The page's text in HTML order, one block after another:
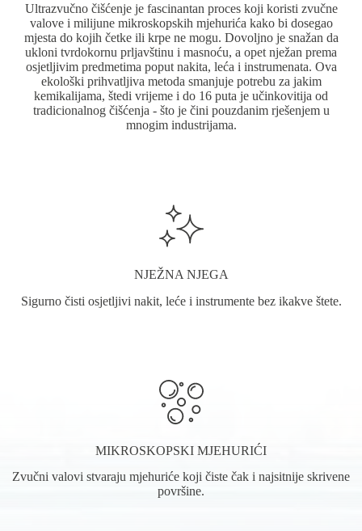
Ultrazvučno čišćenje je fascinantan proces koji koristi zvučne
valove i milijune mikroskopskih mjehurića kako bi dosegao
mjesta do kojih četke ili krpe ne mogu. Dovoljno je snažan da
ukloni tvrdokornu prljavštinu i masnoću, a opet nježan prema
osjetljivim predmetima poput nakita, leća i instrumenata. Ova
ekološki prihvatljiva metoda smanjuje potrebu za jakim
kemikalijama, štedi vrijeme i do 16 puta je učinkovitija od
tradicionalnog čišćenja - što je čini pouzdanim rješenjem u
mnogim industrijama.
NJEŽNA NJEGA
Sigurno čisti osjetljivi nakit, leće i instrumente bez ikakve štete.
MIKROSKOPSKI MJEHURIĆI
Zvučni valovi stvaraju mjehuriće koji čiste čak i najsitnije skrivene
površine.